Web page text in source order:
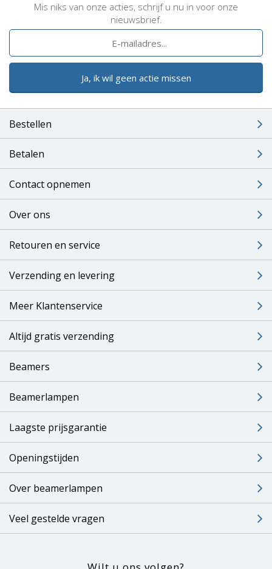
Mis niks van onze acties, schrijf u nu in voor onze
nieuwsbrief.
Ja, ik wil geen actie missen
Bestellen
Betalen
Contact opnemen
Over ons
Retouren en service
Verzending en levering
Meer Klantenservice
Altijd gratis verzending
Beamers
Beamerlampen
Laagste prijsgarantie
Openingstijden
Over beamerlampen
Veel gestelde vragen